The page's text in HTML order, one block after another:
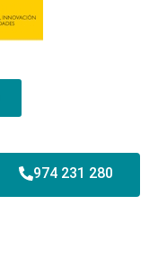
974 231 280